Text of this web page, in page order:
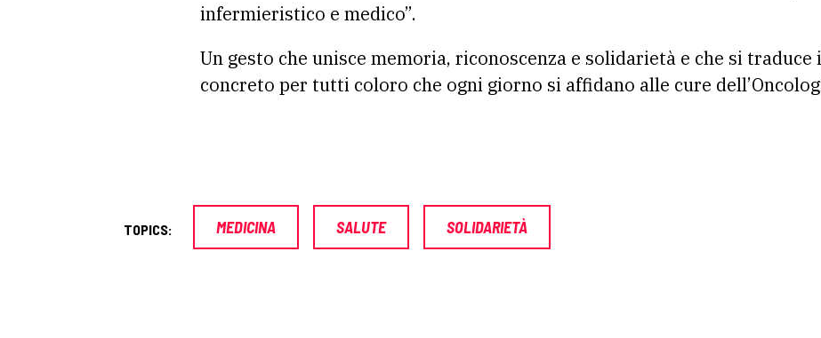
infermieristico e medico”.
Un gesto che unisce memoria, riconoscenza e solidarietà e che si traduce
concreto per tutti coloro che ogni giorno si affidano alle cure
TOPICS: MEDICINA SALUTE SOLIDARIETÀ